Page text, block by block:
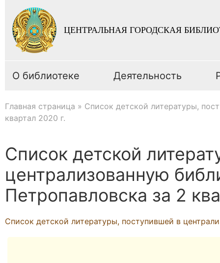
ЦЕНТРАЛЬНАЯ ГОРОДСКАЯ
О библиотеке Деятельность
Главная страница » Список детской литературы,
квартал 2020 г.
Список детской
централизованную
Петропавловска за 2
Список детской литературы, поступившей в